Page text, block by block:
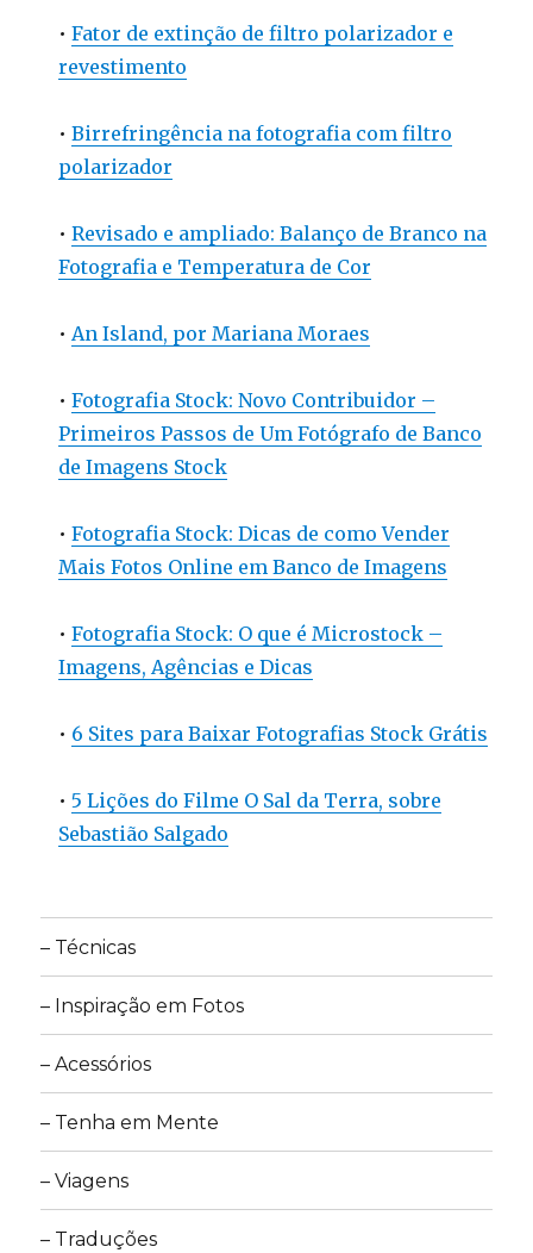
•Fator de extinção de filtro polarizador e
revestimento
•Birrefringência na fotografia com filtro
polarizador
•Revisado e ampliado: Balanço de Branco na
Fotografia e Temperatura de Cor
•An Island, por Mariana Moraes
•Fotografia Stock: Novo Contribuidor –
Primeiros Passos de Um Fotógrafo de Banco
de Imagens Stock
•Fotografia Stock: Dicas de como Vender
Mais Fotos Online em Banco de Imagens
•Fotografia Stock: O que é Microstock –
Imagens, Agências e Dicas
• 6 Sites para Baixar Fotografias Stock Grátis
•5 Lições do Filme O Sal da Terra, sobre
Sebastião Salgado
– Técnicas
– Inspiração em Fotos
– Acessórios
– Tenha em Mente
– Viagens
– Traduções